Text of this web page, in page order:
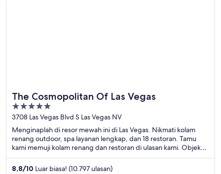
The Cosmopolitan Of Las Vegas
5
out
of
5
3708 Las Vegas Blvd S Las Vegas NV
Menginaplah di resor mewah ini di Las Vegas. Nikmati kolam
renang outdoor, spa layanan lengkap, dan 18 restoran. Tamu
kami memuji kolam renang dan restoran di ulasan kami. Objek
wisata populer seperti Kasino Cosmopolitan dan Kasino Bellagio
berada di dekat properti.
8,8/10 Luar biasa! (10.797 ulasan)